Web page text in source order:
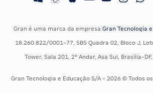
Concursos Saúde
Residência Multiprofissional
Gran é uma marca da empresa Gran Tecnologia
18.260.822/0001-77, SBS Quadra 02, Bloco J,
Tower, Sala 201, 2º Andar, Asa Sul, Brasília-
Gran Tecnologia e Educação S/A - 2026 © Todos